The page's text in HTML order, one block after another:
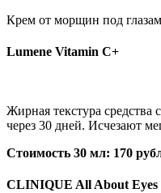
Крем от морщин под
Lumene Vitamin C+
Жирная текстура средства
через 30 дней. Исчезают
Стоимость 30 мл: 170
CLINIQUE All About Eyes